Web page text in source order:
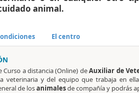
animal.
El centro
Curso a distancia (Online) deAuxiliar de
veterinaria y del equipo que trabaja en
de losanimalesde compañía y podrás